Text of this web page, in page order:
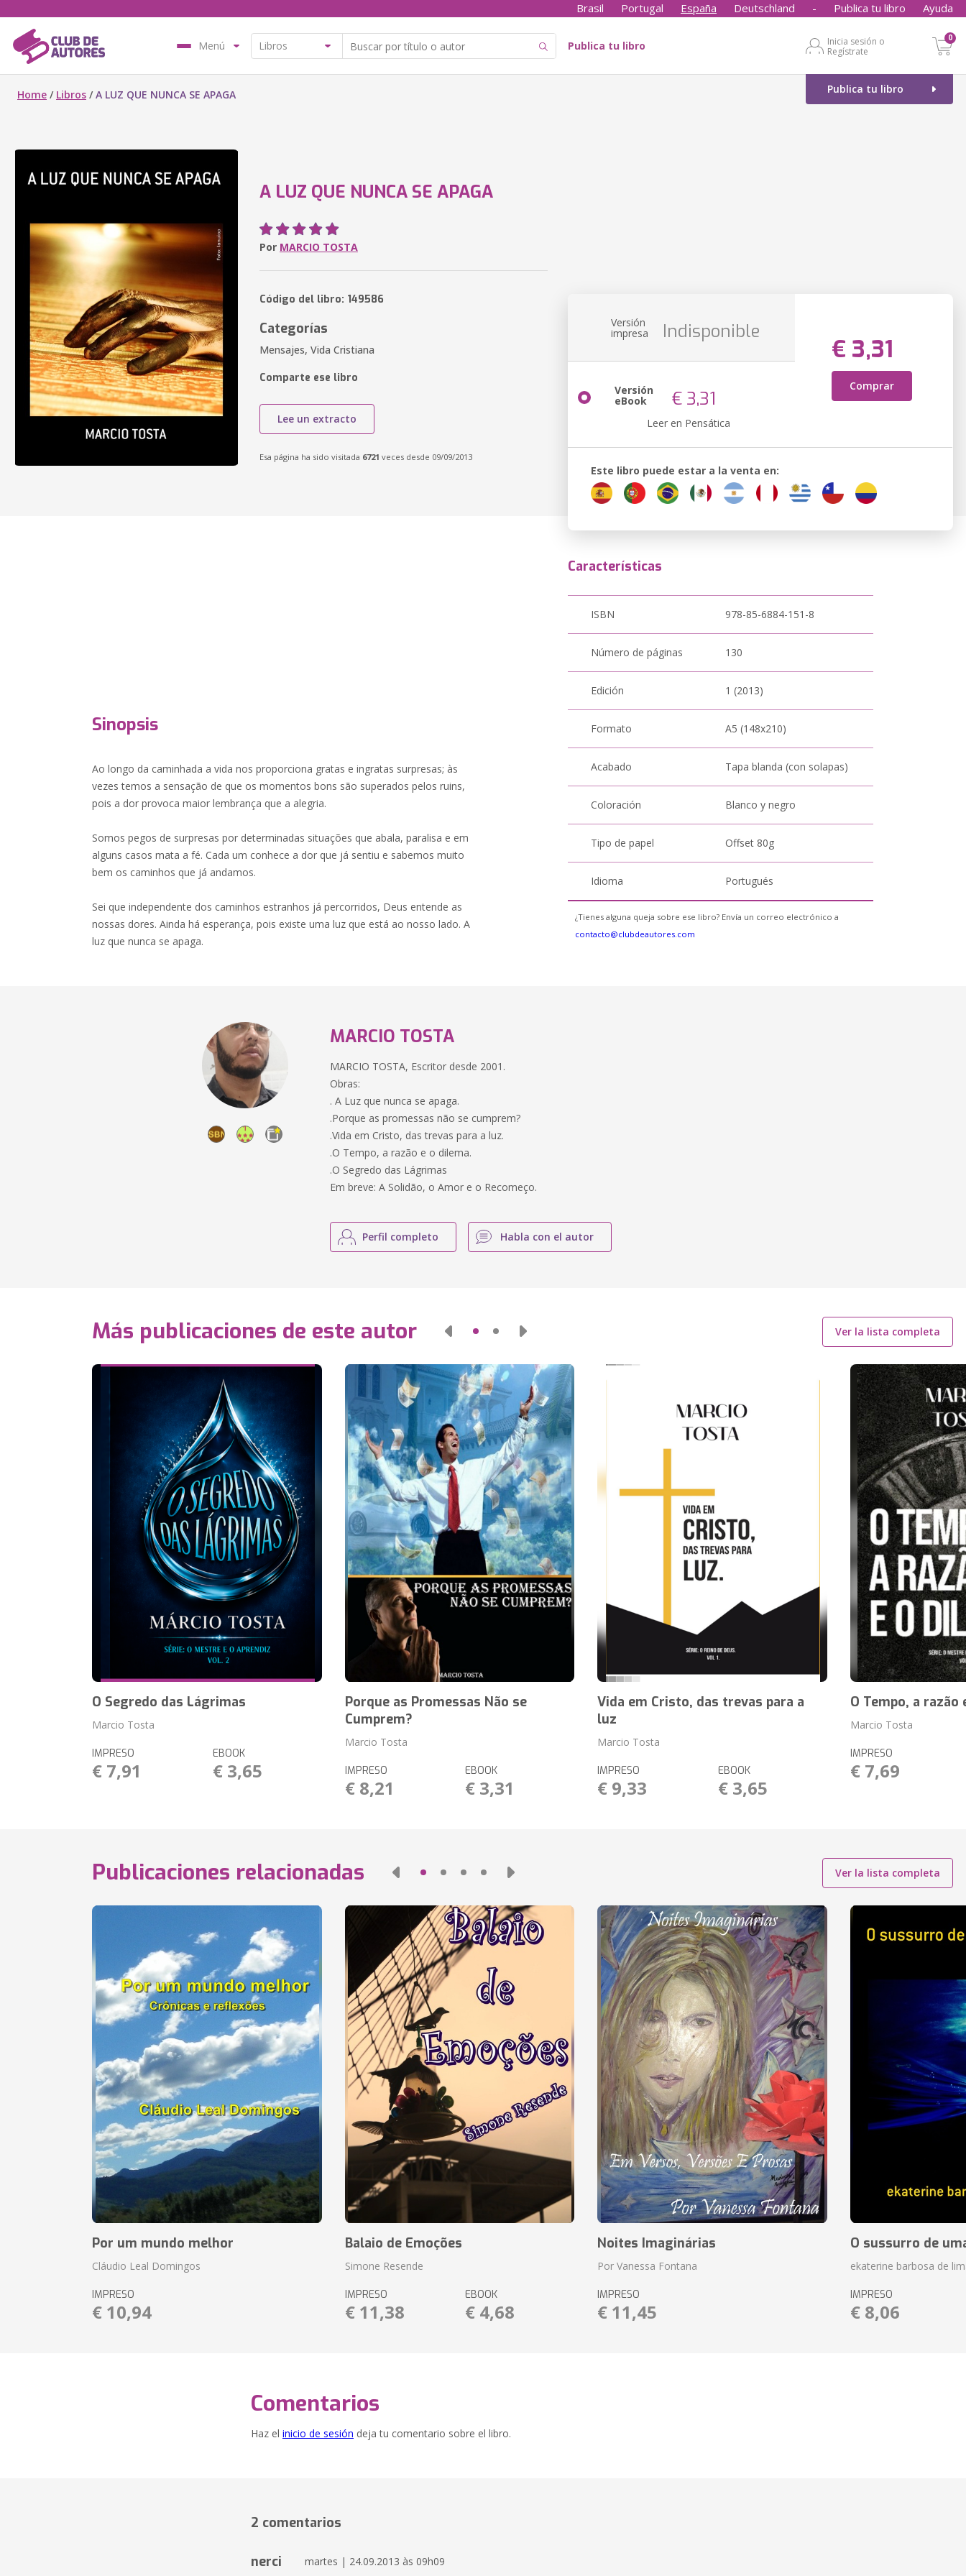
Brasil Portugal España Deutschland - Publica tu libro Ayuda
Menú Publica tu libro
Inicia sesión o
Regístrate
0
Publica tu libro
Home / Libros /A LUZ QUE NUNCA SE APAGA
A LUZ QUE NUNCA SE APAGA
Por MARCIO TOSTA
Código del libro: 149586
Categorías
Mensajes, Vida Cristiana
Comparte ese libro
Lee un extracto
Esa página ha sido visitada 6721 veces desde 09/09/2013
Versión
impresa Indisponible
€ 3,31
Comprar
Versión
eBook € 3,31
Leer en Pensática
Este libro puede estar a la venta en:
Sinopsis
Ao longo da caminhada a vida nos proporciona gratas e ingratas surpresas; às
vezes temos a sensação de que os momentos bons são superados pelos ruins,
pois a dor provoca maior lembrança que a alegria.
Somos pegos de surpresas por determinadas situações que abala, paralisa e em
alguns casos mata a fé. Cada um conhece a dor que já sentiu e sabemos muito
bem os caminhos que já andamos.
Sei que independente dos caminhos estranhos já percorridos, Deus entende as
nossas dores. Ainda há esperança, pois existe uma luz que está ao nosso lado. A
luz que nunca se apaga.
Características
ISBN 978-85-6884-151-8
Número de páginas 130
Edición 1 (2013)
Formato A5 (148x210)
Acabado Tapa blanda (con solapas)
Coloración Blanco y negro
Tipo de papel Offset 80g
Idioma Portugués
¿Tienes alguna queja sobre ese libro? Envía un correo electrónico a
contacto@clubdeautores.com
MARCIO TOSTA
MARCIO TOSTA, Escritor desde 2001.
Obras:
. A Luz que nunca se apaga.
.Porque as promessas não se cumprem?
.Vida em Cristo, das trevas para a luz.
.O Tempo, a razão e o dilema.
.O Segredo das Lágrimas
Em breve: A Solidão, o Amor e o Recomeço.
Perfil completo Habla con el autor
Más publicaciones de este autor Ver la lista completa
O Segredo das Lágrimas
Marcio Tosta
IMPRESO
€ 7,91
EBOOK
€ 3,65
Porque as Promessas Não se
Cumprem?
Marcio Tosta
IMPRESO
€ 8,21
EBOOK
€ 3,31
Vida em Cristo, das trevas para a
luz
Marcio Tosta
IMPRESO
€ 9,33
EBOOK
€ 3,65
O Tempo, a razão
Marcio Tosta
IMPRESO
€ 7,69
Publicaciones relacionadas Ver la lista completa
Por um mundo melhor
Cláudio Leal Domingos
IMPRESO
€ 10,94
Balaio de Emoções
Simone Resende
IMPRESO
€ 11,38
EBOOK
€ 4,68
Noites Imaginárias
Por Vanessa Fontana
IMPRESO
€ 11,45
O sussurro de
ekaterine barbosa de
IMPRESO
€ 8,06
Comentarios
Haz el inicio de sesión deja tu comentario sobre el libro.
2 comentarios
nerci martes | 24.09.2013 às 09h09